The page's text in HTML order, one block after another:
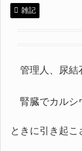
雑記
管理人、尿結
腎臓でカルシ
ときに引き起こ